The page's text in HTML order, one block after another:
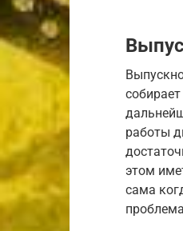
работы
этом
сама